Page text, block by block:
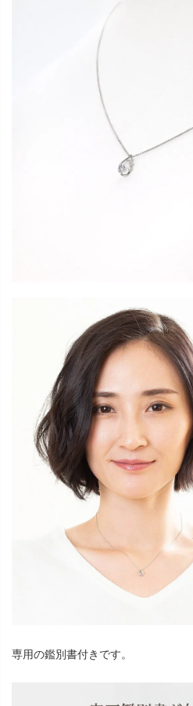
専用の鑑別書付きです。